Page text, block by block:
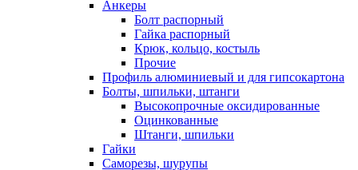
Анкеры
Болт распорный
Гайка распорный
Крюк, кольцо, костыль
Прочие
Профиль алюминиевый и для гипсокартона
Болты, шпильки, штанги
Высокопрочные оксидированные
Оцинкованные
Штанги, шпильки
Гайки
Саморезы, шурупы